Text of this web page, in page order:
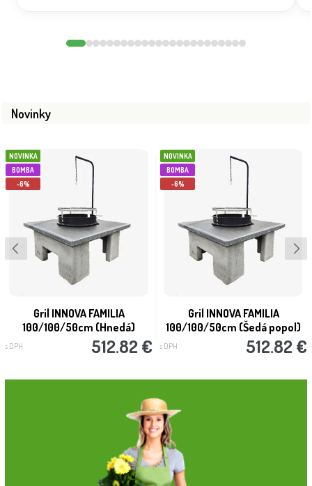
Novinky
NOVINKA
BOMBA
-6%
Gril INNOVA FAMILIA
100/100/50cm (Hnedá)
s DPH 512.82 €
NOVINKA
BOMBA
-6%
Gril INNOVA FAMILIA
100/100/50cm (Šedá popol)
s DPH 512.82 €